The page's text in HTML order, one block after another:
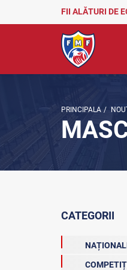
FII ALĂTURI DE
PRINCIPALA /
CATEGORII